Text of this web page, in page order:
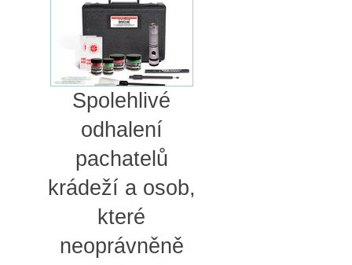
Spolehlivé
odhalení
pachatelů
krádeží a osob,
které
neoprávněně